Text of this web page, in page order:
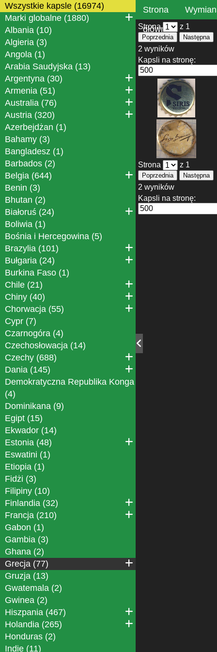
Wszystkie kapsle (16974)
Marki globalne (1880)
Albania (10)
Algieria (3)
Angola (1)
Arabia Saudyjska (13)
Argentyna (30)
Armenia (51)
Australia (76)
Austria (320)
Azerbejdżan (1)
Bahamy (3)
Bangladesz (1)
Barbados (2)
Belgia (644)
Benin (3)
Bhutan (2)
Białoruś (24)
Boliwia (1)
Bośnia i Hercegowina (5)
Brazylia (101)
Bułgaria (24)
Burkina Faso (1)
Chile (21)
Chiny (40)
Chorwacja (55)
Cypr (7)
Czarnogóra (4)
Czechosłowacja (14)
Czechy (688)
Dania (145)
Demokratyczna Republika Konga
(4)
Dominikana (9)
Egipt (15)
Ekwador (14)
Estonia (48)
Eswatini (1)
Etiopia (1)
Fidżi (3)
Filipiny (10)
Finlandia (32)
Francja (210)
Gabon (1)
Gambia (3)
Ghana (2)
Grecja (77)
Gruzja (13)
Gwatemala (2)
Gwinea (2)
Hiszpania (467)
Holandia (265)
Honduras (2)
Indie (11)
Strona
główna
Strona z 1
Poprzednia Następna
2 wyników
Kapsli na stronę:
Strona z 1
Poprzednia Następna
2 wyników
Kapsli na stronę: